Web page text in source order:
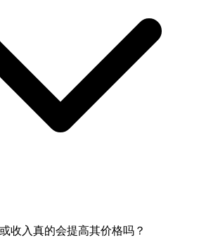
收入真的会提高其价格吗？